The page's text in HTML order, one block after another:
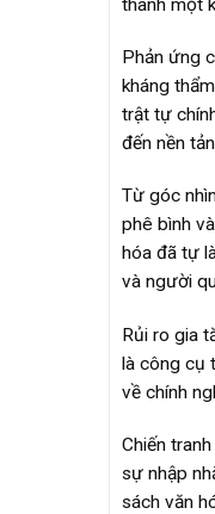
thành một
Phản ứng
kháng
trật tự
đến nền
Từ góc
phê bình
hóa đã tự
và người
Rủi ro gia
là công cụ
về chính
Chiến
sự nhập
sách văn